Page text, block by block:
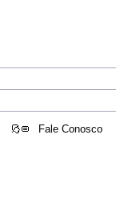
Fale Conosco